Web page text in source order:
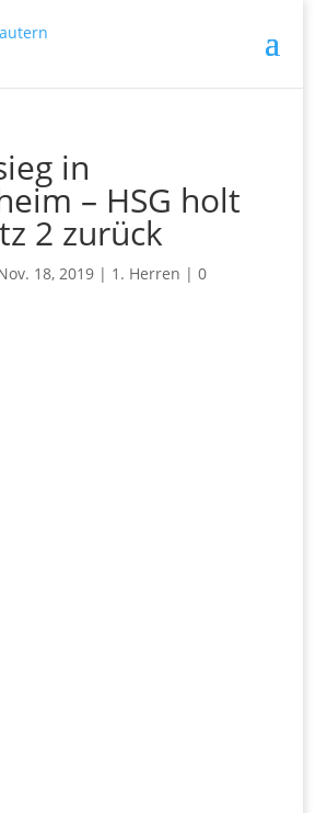
in
– HSG holt
2 zurück
18, 2019| 1. Herren | 0